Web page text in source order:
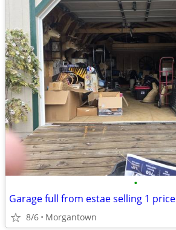
•
Garage full from estae selling 1 price
8/6 Morgantown